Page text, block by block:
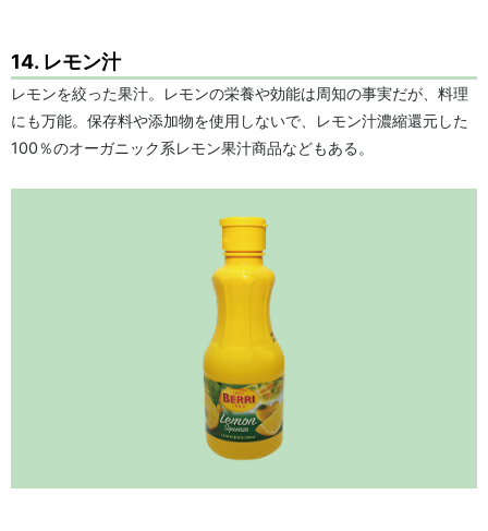
14. レモン汁
レモンを絞った果汁。レモンの栄養や効能は周知の事実だが、料理
にも万能。保存料や添加物を使用しないで、レモン汁濃縮還元した
100％のオーガニック系レモン果汁商品などもある。